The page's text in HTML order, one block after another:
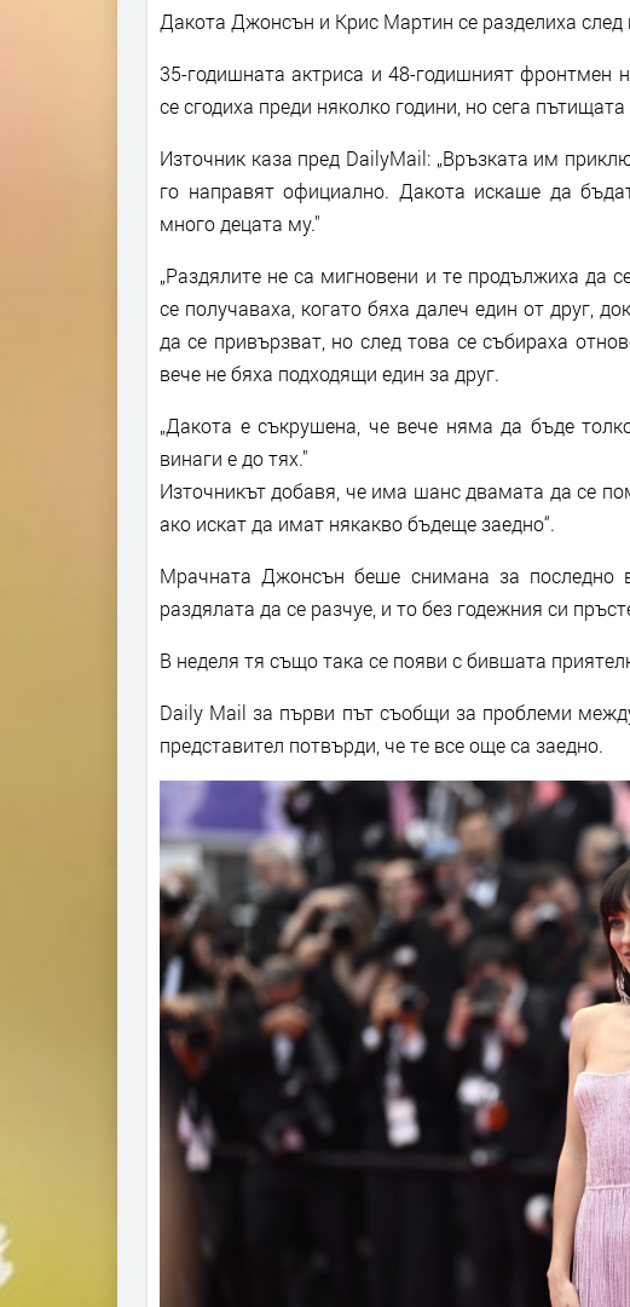
Дакота Джонсън и Крис Мартин се разделиха след
35-годишната актриса и 48-годишният фронтмен
се сгодиха преди няколко години, но сега
Източник каза пред DailyMail: „Връзката им
го направят официално. Дакота искаше да
много децата му."
„Раздялите не са мигновени и те продължиха да
се получаваха, когато бяха далеч един от друг,
да се привързват, но след това се събираха
вече не бяха подходящи един за друг.
„Дакота е съкрушена, че вече няма да бъде
винаги е до тях."
Източникът добавя, че има шанс двамата да се
ако искат да имат някакво бъдеще заедно“.
Мрачната Джонсън беше снимана за
раздялата да се разчуе, и то без годежния си
В неделя тя също така се появи с бившата
Daily Mail за първи път съобщи за проблеми
представител потвърди, че те все още са заедно.